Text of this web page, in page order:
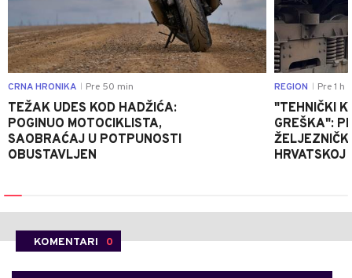
CRNA HRONIKA Pre 50 min
TEŽAK UDES KOD HADŽIĆA:
POGINUO MOTOCIKLISTA,
SAOBRAĆAJ U POTPUNOSTI
OBUSTAVLJEN
REGION Pre 1 h
"TEHNIČKI
GREŠKA":
HRVATSKOJ
KOMENTARI 0